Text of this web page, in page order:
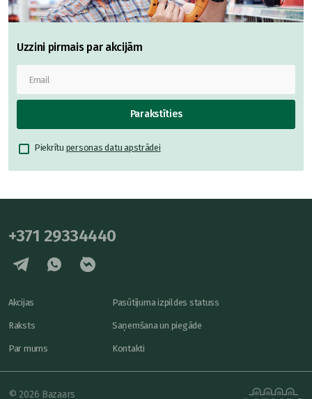
Uzzini pirmais par akcijām
Parakstīties
Piekrītu personas datu apstrādei
+371 29334440
Akcijas
Raksts
Par mums
Pasūtījuma izpildes statuss
Saņemšana un piegāde
Kontakti
© 2026 Bazaars